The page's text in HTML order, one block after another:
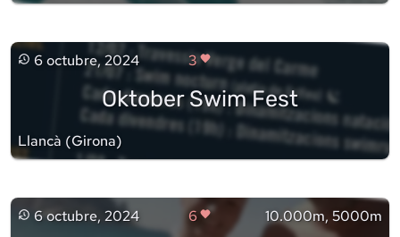
6 octubre, 2024 3
Oktober Swim Fest
Llancà (Girona)
6 octubre, 2024 6 10.000m, 5000m